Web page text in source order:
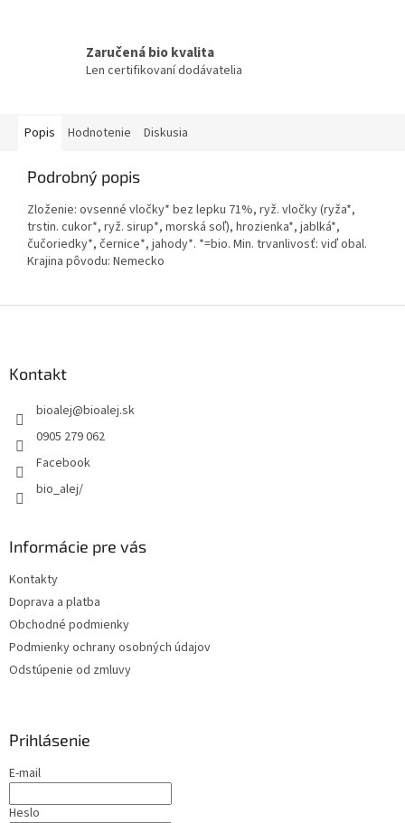
Zaručená bio kvalita
Len certifikovaní dodávatelia
Popis Hodnotenie Diskusia
Podrobný popis
Zloženie: ovsenné vločky* bez lepku 71%, ryž. vločky (ryža*,
trstin. cukor*, ryž. sirup*, morská soľ), hrozienka*, jablká*,
čučoriedky*, černice*, jahody*. *=bio. Min. trvanlivosť: viď obal.
Krajina pôvodu: Nemecko
Kontakt
bioalej@bioalej.sk
0905 279 062
Facebook
bio_alej/
Informácie pre vás
Kontakty
Doprava a platba
Obchodné podmienky
Podmienky ochrany osobných údajov
Odstúpenie od zmluvy
Prihlásenie
E-mail
Heslo